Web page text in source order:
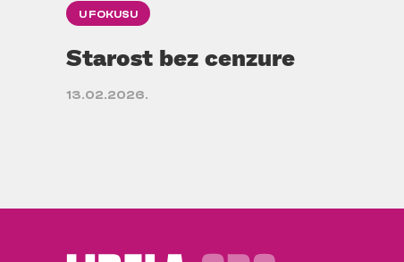
U FOKUSU
Starost bez cenzure
13.02.2026.